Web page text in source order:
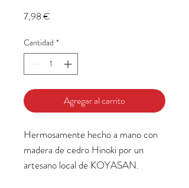
7,98 €
Cantidad *
Agregar al carrito
Hermosamente hecho a mano con
madera de cedro Hinoki por un
artesano local de KOYASAN.